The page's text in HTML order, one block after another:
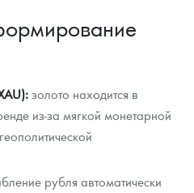
золото находится в
из-за мягкой монетарной
рубля автоматически